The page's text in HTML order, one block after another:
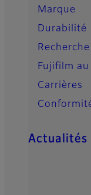
Marque
Durabilité
Fujifilm au
Carrières
Actualités
Official